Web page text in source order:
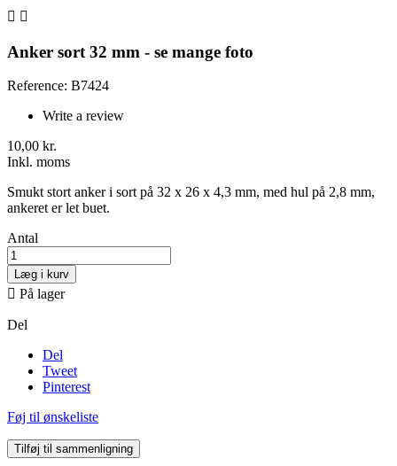
 
Anker sort 32 mm - se mange foto
Reference: B7424
Write a review
10,00 kr.
Inkl. moms
Smukt stort anker i sort på 32 x 26 x 4,3 mm, med hul på 2,8 mm,
ankeret er let buet.
Antal
Læg i kurv
 På lager
Del
Del
Tweet
Pinterest
Føj til ønskeliste
Tilføj til sammenligning